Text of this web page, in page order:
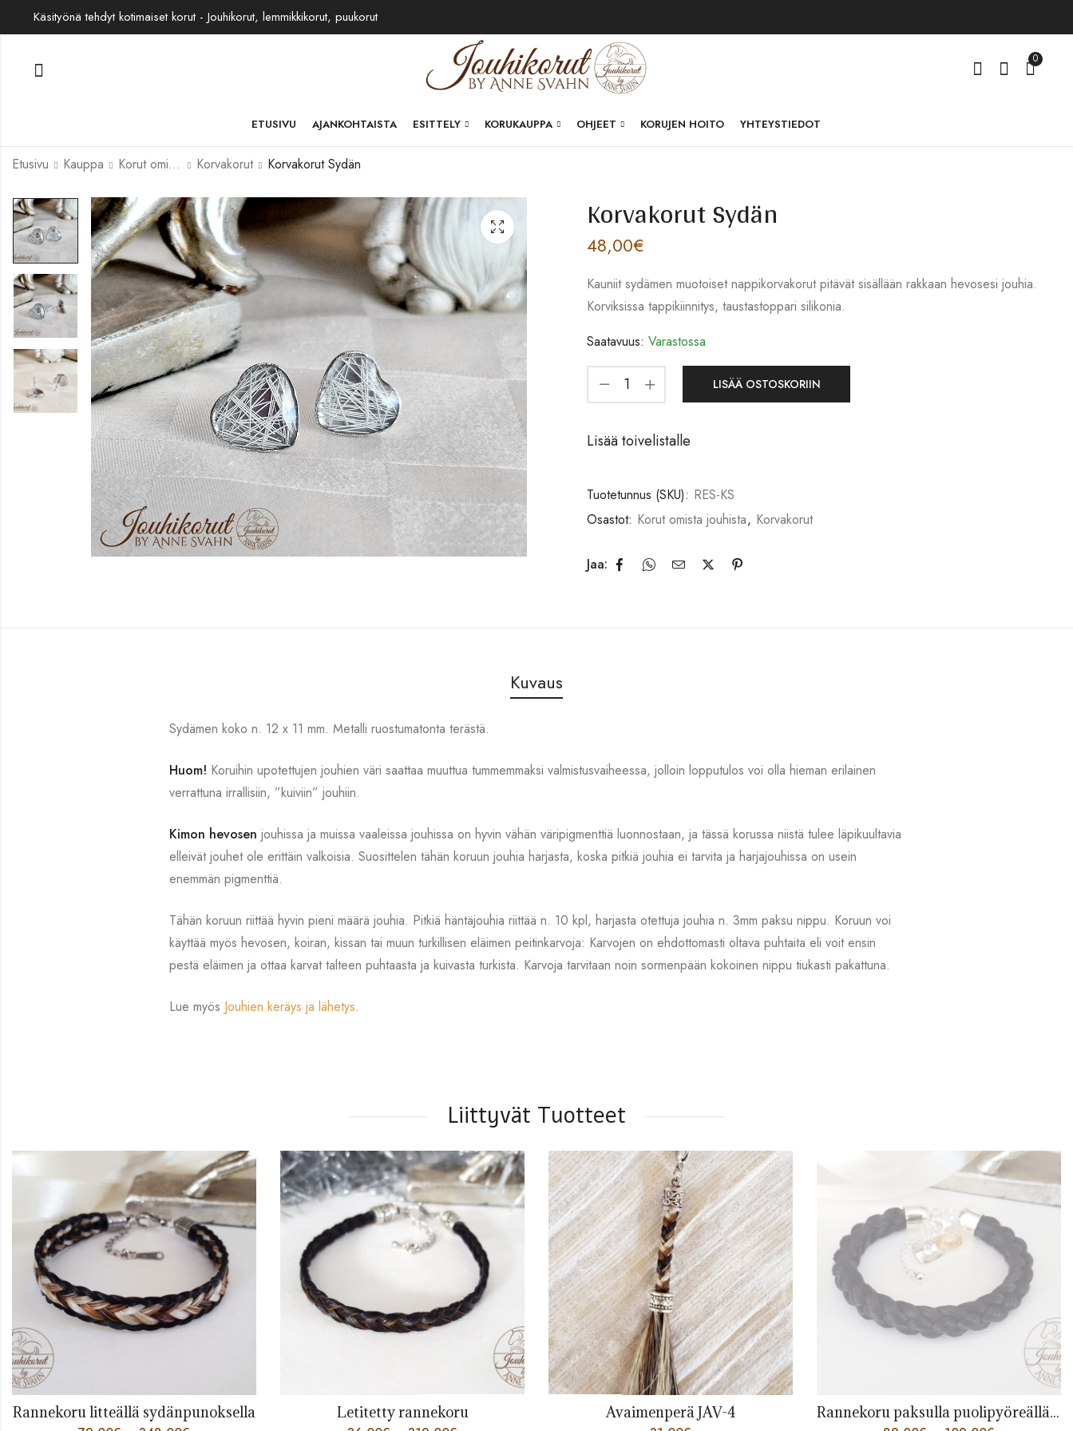
Käsityönä tehdyt kotimaiset korut - Jouhikorut, lemmikkikorut, puukorut
0
ETUSIVU AJANKOHTAISTA ESITTELY KORUKAUPPA OHJEET KORUJEN HOITO YHTEYSTIEDOT
Etusivu Kauppa Korut omista jouhista Korvakorut Korvakorut Sydän
Korvakorut Sydän
48,00€
Kauniit sydämen muotoiset nappikorvakorut pitävät sisällään rakkaan hevosesi jouhia.
Korviksissa tappikiinnitys, taustastoppari silikonia.
Saatavuus: Varastossa
LISÄÄ OSTOSKORIIN
Lisää toivelistalle
Tuotetunnus (SKU): RES-KS
Osastot: Korut omista jouhista, Korvakorut
Jaa:
Kuvaus
Sydämen koko n. 12 x 11 mm. Metalli ruostumatonta terästä.
Huom! Koruihin upotettujen jouhien väri saattaa muuttua tummemmaksi valmistusvaiheessa, jolloin lopputulos voi olla hieman erilainen
verrattuna irrallisiin, ”kuiviin” jouhiin.
Kimon hevosen jouhissa ja muissa vaaleissa jouhissa on hyvin vähän väripigmenttiä luonnostaan, ja tässä korussa niistä tulee läpikuultavia
elleivät jouhet ole erittäin valkoisia. Suosittelen tähän koruun jouhia harjasta, koska pitkiä jouhia ei tarvita ja harjajouhissa on usein
enemmän pigmenttiä.
Tähän koruun riittää hyvin pieni määrä jouhia. Pitkiä häntäjouhia riittää n. 10 kpl, harjasta otettuja jouhia n. 3mm paksu nippu. Koruun voi
käyttää myös hevosen, koiran, kissan tai muun turkillisen eläimen peitinkarvoja: Karvojen on ehdottomasti oltava puhtaita eli voit ensin
pestä eläimen ja ottaa karvat talteen puhtaasta ja kuivasta turkista. Karvoja tarvitaan noin sormenpään kokoinen nippu tiukasti pakattuna.
Lue myös Jouhien keräys ja lähetys.
Liittyvät Tuotteet
litteällä sydänpunoksella
Letitetty rannekoru
Avaimenperä JAV-4
Rannekoru paksulla puolipyöreällä punoksella